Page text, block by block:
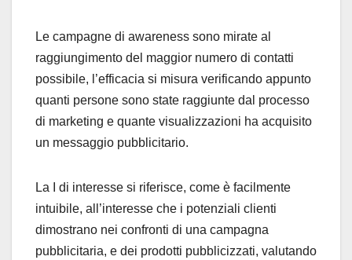
Le campagne di awareness sono mirate al
raggiungimento del maggior numero di contatti
possibile, l’efficacia si misura verificando appunto
quanti persone sono state raggiunte dal processo
di marketing e quante visualizzazioni ha acquisito
un messaggio pubblicitario.
La I di interesse si riferisce, come è facilmente
intuibile, all’interesse che i potenziali clienti
dimostrano nei confronti di una campagna
pubblicitaria, e dei prodotti pubblicizzati, valutando